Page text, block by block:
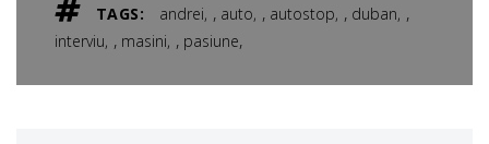
TAGS: andrei , auto , autostop , duban ,
interviu , masini , pasiune,